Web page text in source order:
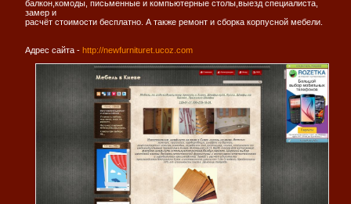
балкон,комоды, письменные и компьютерные столы,выезд специалиста,
замер и
расчёт стоимости бесплатно. А также ремонт и сборка корпусной мебели.
Адрес сайта - http://newfurnituret.ucoz.com